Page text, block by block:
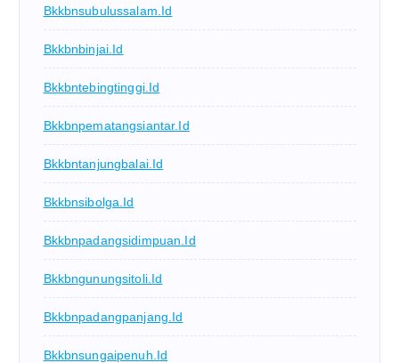
Bkkbnsubulussalam.id
Bkkbnbinjai.id
Bkkbntebingtinggi.id
Bkkbnpematangsiantar.id
Bkkbntanjungbalai.id
Bkkbnsibolga.id
Bkkbnpadangsidimpuan.id
Bkkbngunungsitoli.id
Bkkbnpadangpanjang.id
Bkkbnsungaipenuh.id